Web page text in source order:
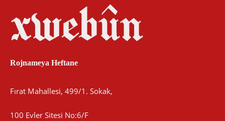
Rojnameya Heftane
Fırat Mahallesi, 499/1. Sokak,
100 Evler Sitesi No:6/F